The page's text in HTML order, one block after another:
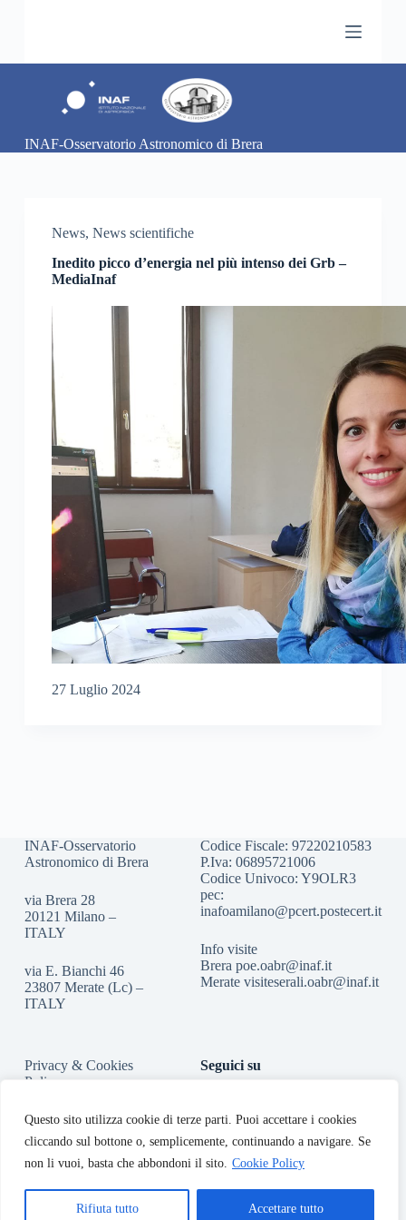
Questo sito utilizza cookie di terze parti. Puoi accettare i cookies
cliccando sul bottone o, semplicemente, continuando a navigare. Se
non li vuoi, basta che abbondoni il sito. Cookie Policy
Rifiuta tutto Accettare tutto
t
oINAF-Osservatorio Astronomico di Brera
News, News scientifiche
Inedito picco d’energia nel più intenso dei Grb –
MediaInaf
27 Luglio 2024
INAF-Osservatorio
Astronomico di Brera
via Brera 28
20121 Milano –
ITALY
via E. Bianchi 46
23807 Merate (Lc) –
ITALY
Codice Fiscale: 97220210583
P.Iva: 06895721006
Codice Univoco: Y9OLR3
pec:
inafoamilano@pcert.postecert.it
Info visite
Brerapoe.oabr@inaf.it
Meratevisiteserali.oabr@inaf.it
Privacy & Cookies
Policy
Accessibilità
Seguici su